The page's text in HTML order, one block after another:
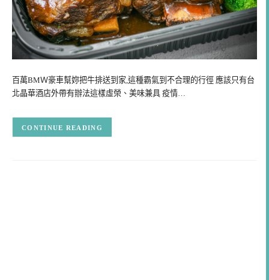
百萬BMＷ豪車幫妳把牛排送到家,這種霸氣到不合理的行徑 應該只有台
北晶華酒店外帶有辦法這樣虛榮、美味兼具 疫情…
CONTINUE READING